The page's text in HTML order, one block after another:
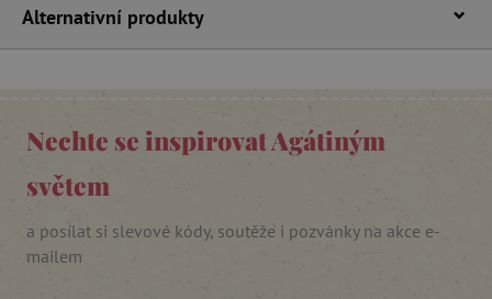
Alternativní produkty
Nechte se inspirovat Agátiným
světem
a posílat si slevové kódy, soutěže i pozvánky na akce e-
mailem
Analytické cookies
stránky nelze bez nezbytně nutných souborů
cookie správně používat.
__cf_bm
Cloudflare Inc.